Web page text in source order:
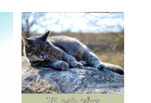
er:
kr 167,00.